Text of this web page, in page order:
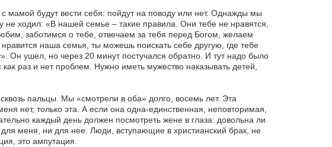
мамой будут вести себя: пойдут на поводу или нет. Однажды мы
не ходил: «В нашей семье – такие правила. Они тебе не нравятся,
заботимся о тебе, отвечаем за тебя перед Богом, желаем
наша семья, ты можешь поискать себе другую, где тебе
Он ушел, но через 20 минут постучался обратно. И тут надо было
раз и нет проблем. Нужно иметь мужество наказывать детей,
пальцы. Мы «смотрели в оба» долго, восемь лет. Эта
нет, только эта. А если она одна-единственная, неповторимая,
каждый день должен посмотреть жене в глаза: довольна ли
меня, ни для нее. Люди, вступающие в христианский брак, не
это ампутация.